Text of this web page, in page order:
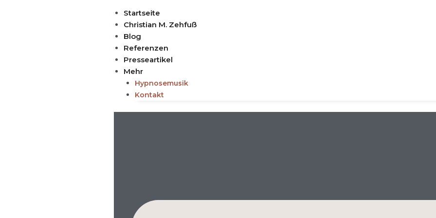
Startseite
Christian M. Zehfuß
Blog
Referenzen
Presseartikel
Mehr
Hypnosemusik
Kontakt